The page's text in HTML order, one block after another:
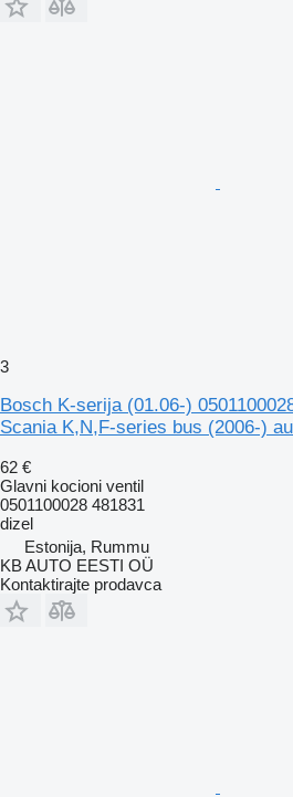
3
Bosch K-serija (01.06-)
Scania K,N,F-series bus (2006-)
62 €
Glavni kocioni ventil
0501100028 481831
dizel
Estonija, Rummu
KB AUTO EESTI OÜ
Kontaktirajte prodavca